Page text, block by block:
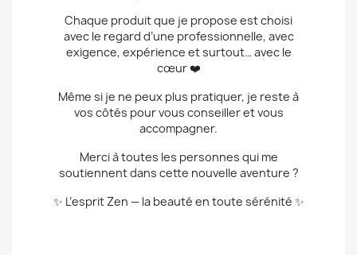
Chaque produit que je propose est choisi
avec le regard d’une professionnelle, avec
exigence, expérience et surtout… avec le
cœur ❤️
Même si je ne peux plus pratiquer, je reste à
vos côtés pour vous conseiller et vous
accompagner.
Merci à toutes les personnes qui me
soutiennent dans cette nouvelle aventure ?
✨ L’esprit Zen — la beauté en toute sérénité ✨